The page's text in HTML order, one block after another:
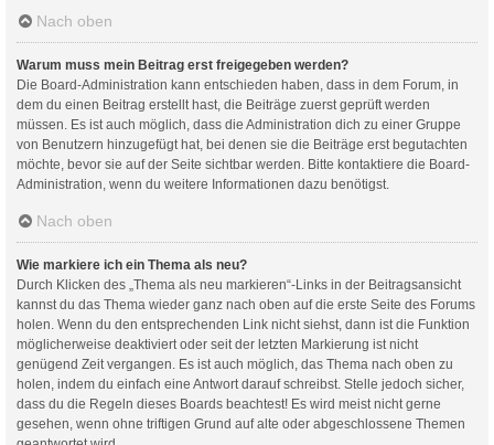
Nach oben
Warum muss mein Beitrag erst freigegeben werden?
Die Board-Administration kann entschieden haben, dass in dem Forum, in
dem du einen Beitrag erstellt hast, die Beiträge zuerst geprüft werden
müssen. Es ist auch möglich, dass die Administration dich zu einer Gruppe
von Benutzern hinzugefügt hat, bei denen sie die Beiträge erst begutachten
möchte, bevor sie auf der Seite sichtbar werden. Bitte kontaktiere die Board-
Administration, wenn du weitere Informationen dazu benötigst.
Nach oben
Wie markiere ich ein Thema als neu?
Durch Klicken des „Thema als neu markieren“-Links in der Beitragsansicht
kannst du das Thema wieder ganz nach oben auf die erste Seite des Forums
holen. Wenn du den entsprechenden Link nicht siehst, dann ist die Funktion
möglicherweise deaktiviert oder seit der letzten Markierung ist nicht
genügend Zeit vergangen. Es ist auch möglich, das Thema nach oben zu
holen, indem du einfach eine Antwort darauf schreibst. Stelle jedoch sicher,
dass du die Regeln dieses Boards beachtest! Es wird meist nicht gerne
gesehen, wenn ohne triftigen Grund auf alte oder abgeschlossene Themen